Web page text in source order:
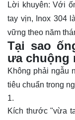
Lời khuyên: Với
tay vịn, Inox 304
vững theo năm
Tại sao
ưa chuộng
Không phải ngẫu
tiêu chuẩn trong
Kích thước "vừa